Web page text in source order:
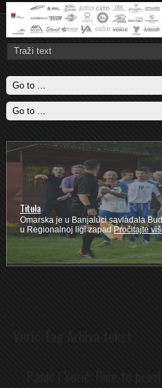
Titula
Omarska je u Banjaluci savladala
u Regionalnoj ligi zapadPročitajte